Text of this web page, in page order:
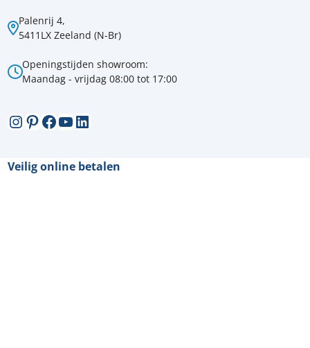
Palenrij 4,
5411LX Zeeland (N-Br)
Openingstijden showroom:
Maandag - vrijdag 08:00 tot 17:00
Instagram
Pinterest
Facebook
YouTube
LinkedIn
Veilig online betalen